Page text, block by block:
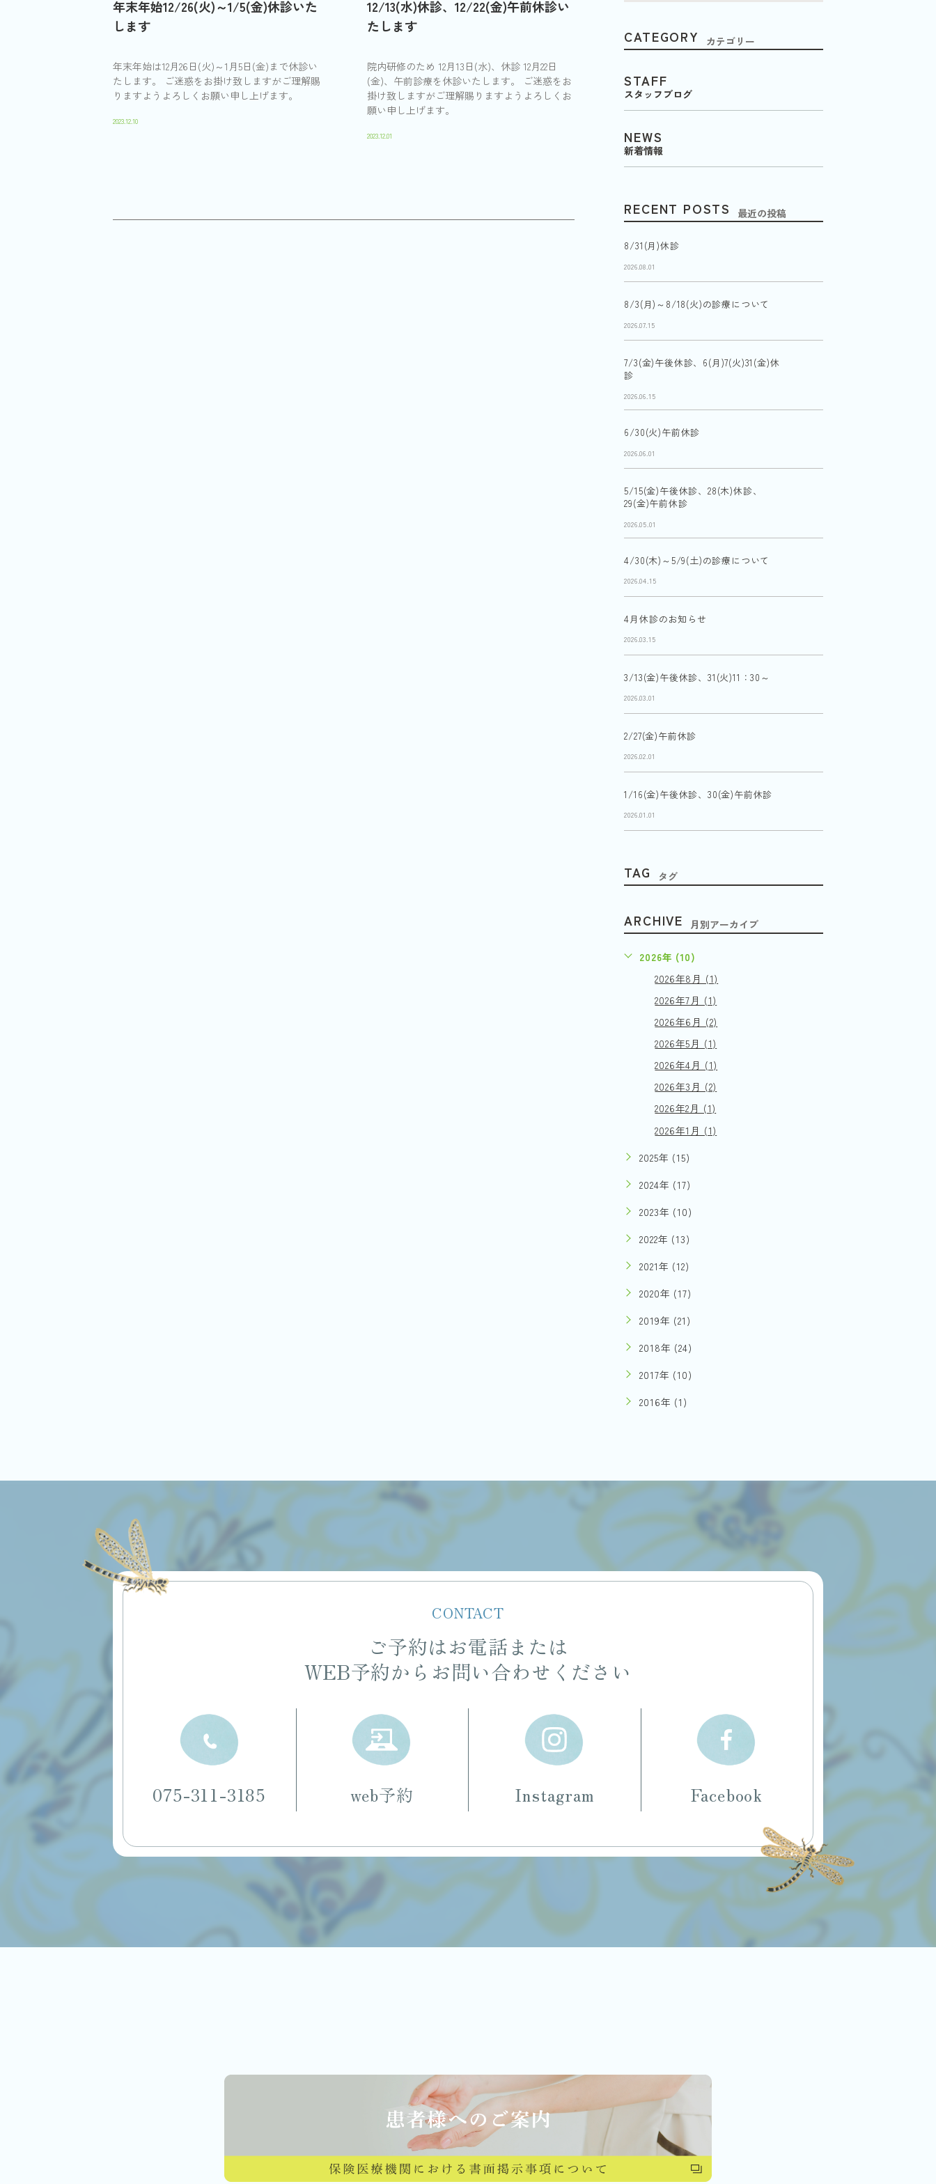
年末年始12/26(火)～1/5(金)休診いた
します
年末年始は12月26日(火)～1月5日(金)まで休診い
たします。 ご迷惑をお掛け致しますがご理解賜
りますようよろしくお願い申し上げます。
2023.12.10
12/13(水)休診、12/22(金)午前休診い
たします
院内研修のため 12月13日(水)、休診 12月22日
(金)、午前診療を休診いたします。 ご迷惑をお
掛け致しますがご理解賜りますようよろしくお
願い申し上げます。
2023.12.01
CATEGORY カテゴリー
STAFF
スタッフブログ
NEWS
新着情報
RECENT POSTS 最近の投稿
8/31(月)休診
2026.08.01
8/3(月)～8/18(火)の診療について
2026.07.15
7/3(金)午後休診、6(月)7(火)31(金)休
診
2026.06.15
6/30(火)午前休診
2026.06.01
5/15(金)午後休診、28(木)休診、
29(金)午前休診
2026.05.01
4/30(木)～5/9(土)の診療について
2026.04.15
4月休診のお知らせ
2026.03.15
3/13(金)午後休診、31(火)11：30～
2026.03.01
2/27(金)午前休診
2026.02.01
1/16(金)午後休診、30(金)午前休診
2026.01.01
TAG タグ
ARCHIVE 月別アーカイブ
2026年 (10)
2026年8月 (1)
2026年7月 (1)
2026年6月 (2)
2026年5月 (1)
2026年4月 (1)
2026年3月 (2)
2026年2月 (1)
2026年1月 (1)
2025年 (15)
2024年 (17)
2023年 (10)
2022年 (13)
2021年 (12)
2020年 (17)
2019年 (21)
2018年 (24)
2017年 (10)
2016年 (1)
CONTACT
ご予約はお電話または
WEB予約からお問い合わせください
075-311-3185 web予約 Instagram Facebook